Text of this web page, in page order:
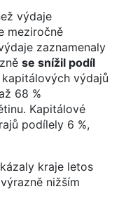
výdaje
meziročně
zaznamenaly
se snížil podíl
výdajů
68 %
Kapitálové
podílely 6 %,
kraje letos
nižším